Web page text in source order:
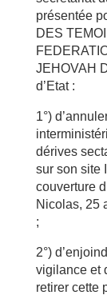
présentée
DES
JEHOVAH
d’Etat :
1°)
dérives
sur son site
couverture
Nicolas, 25
;
2°)
vigilance et
retirer cette